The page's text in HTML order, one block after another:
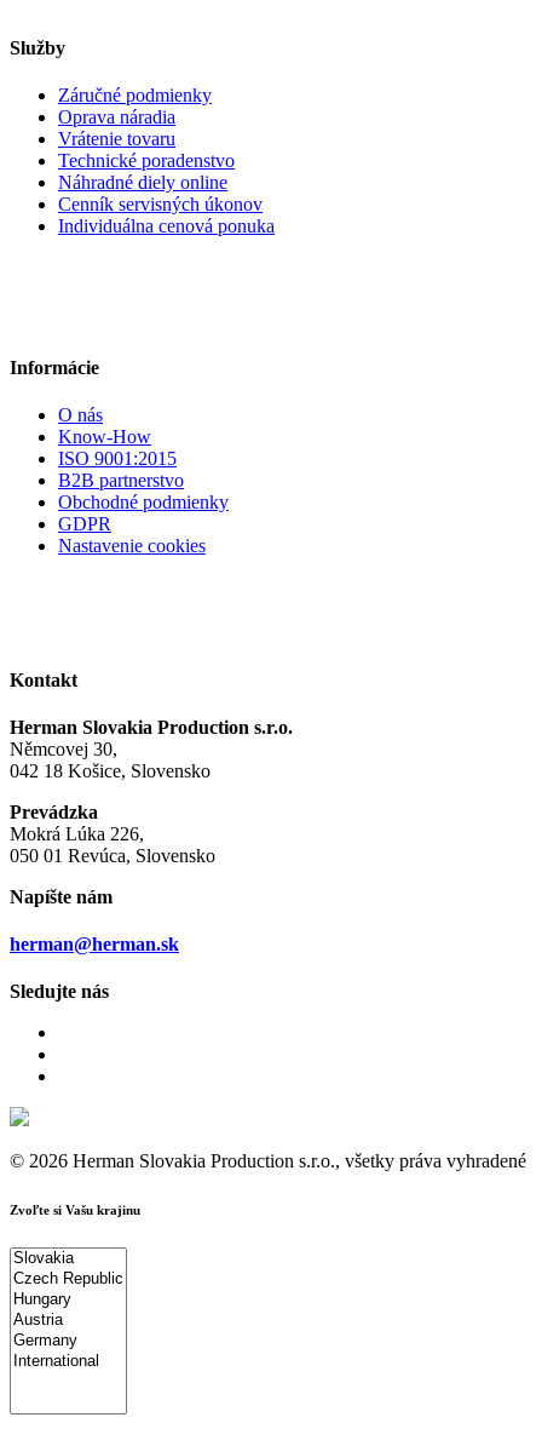
Služby
Záručné podmienky
Oprava náradia
Vrátenie tovaru
Technické poradenstvo
Náhradné diely online
Cenník servisných úkonov
Individuálna cenová ponuka
Informácie
O nás
Know-How
ISO 9001:2015
B2B partnerstvo
Obchodné podmienky
GDPR
Nastavenie cookies
Kontakt
Herman Slovakia Production s.r.o.
Němcovej 30,
042 18 Košice, Slovensko
Prevádzka
Mokrá Lúka 226,
050 01 Revúca, Slovensko
Napíšte nám
herman@herman.sk
Sledujte nás
© 2026 Herman Slovakia Production s.r.o., všetky práva vyhradené
Zvoľte si Vašu krajinu